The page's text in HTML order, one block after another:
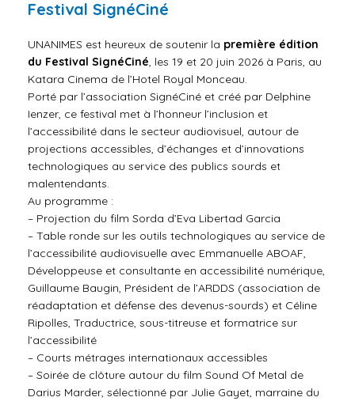
Festival SignéCiné
UNANIMES est heureux de soutenir la première édition
du Festival SignéCiné, les 19 et 20 juin 2026 à Paris, au
Katara Cinema de l’Hotel Royal Monceau.
Porté par l’association SignéCiné et créé par Delphine
Ienzer, ce festival met à l’honneur l’inclusion et
l’accessibilité dans le secteur audiovisuel, autour de
projections accessibles, d’échanges et d’innovations
technologiques au service des publics sourds et
malentendants.
Au programme :
– Projection du film Sorda d’Eva Libertad Garcia
– Table ronde sur les outils technologiques au service de
l’accessibilité audiovisuelle avec Emmanuelle ABOAF,
Développeuse et consultante en accessibilité numérique,
Guillaume Baugin, Président de l’ARDDS (association de
réadaptation et défense des devenus-sourds) et Céline
Ripolles, Traductrice, sous-titreuse et formatrice sur
l’accessibilité
– Courts métrages internationaux accessibles
– Soirée de clôture autour du film Sound Of Metal de
Darius Marder, sélectionné par Julie Gayet, marraine du